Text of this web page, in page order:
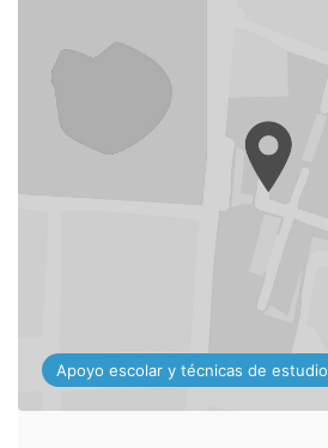
Apoyo escolar y técnicas de estudio